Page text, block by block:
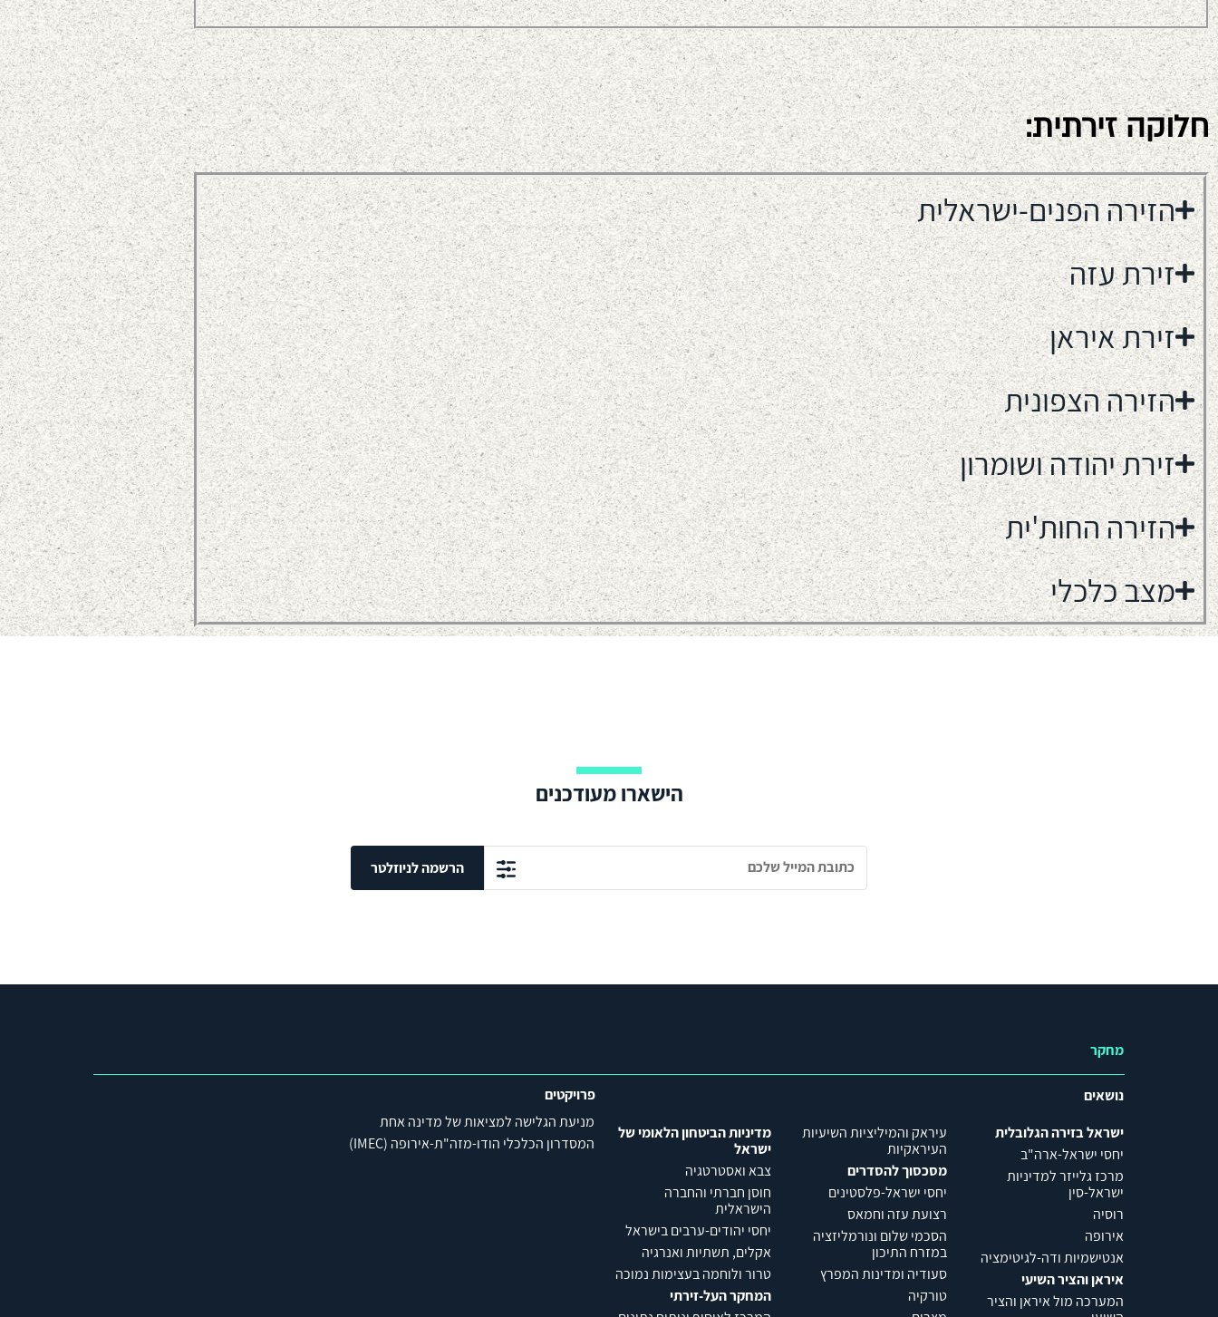
חלוקה זירתית:
הזירה הפנים-ישראלית
זירת עזה
זירת איראן
הזירה הצפונית
זירת יהודה ושומרון
הזירה החות'ית
מצב כלכלי
הישארו מעודכנים
הרשמה לניוזלטר
מחקר
נושאים
ישראל בזירה הגלובלית
יחסי ישראל-ארה"ב
מרכז גלייזר למדיניות
ישראל-סין
רוסיה
אירופה
אנטישמיות ודה-לגיטימציה
איראן והציר השיעי
המערכה מול איראן והציר
עיראק והמיליציות השיעיות
העיראקיות
מסכסוך להסדרים
יחסי ישראל-פלסטינים
רצועת עזה וחמאס
הסכמי שלום ונורמליזציה
במזרח התיכון
סעודיה ומדינות המפרץ
טורקיה
מדיניות הביטחון הלאומי של
ישראל
צבא ואסטרטגיה
חוסן חברתי והחברה
הישראלית
יחסי יהודים-ערבים בישראל
אקלים, תשתיות ואנרגיה
טרור ולוחמה בעצימות נמוכה
המחקר העל-זירתי
פרויקטים
מניעת הגלישה למציאות של מדינה אחת
המסדרון הכלכלי הודו-מזה"ת-אירופה (IMEC)